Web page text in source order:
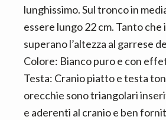
lunghissimo. Sul tronco in
essere lungo 22 cm. Tanto che
superano l’altezza al garrese
Colore: Bianco puro e con
Testa: Cranio piatto e testa
orecchie sono triangolari
e aderenti al cranio e ben